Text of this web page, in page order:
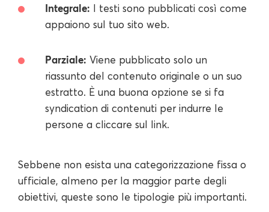
Integrale: I testi sono pubblicati così come
appaiono sul tuo sito web.
Parziale: Viene pubblicato solo un
riassunto del contenuto originale o un suo
estratto. È una buona opzione se si fa
syndication di contenuti per indurre le
persone a cliccare sul link.
Sebbene non esista una categorizzazione fissa o
ufficiale, almeno per la maggior parte degli
obiettivi, queste sono le tipologie più importanti.